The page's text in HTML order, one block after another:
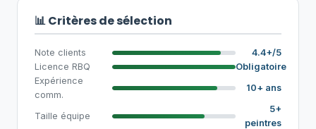
📊 Critères de sélection
Note clients
4.4+/5
Licence RBQ
Obligatoire
Expérience
comm.
10+ ans
Taille équipe
5+
peintres